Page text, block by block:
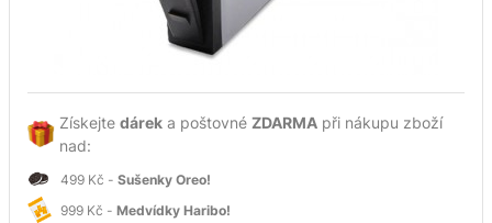
Získejte dárek a poštovné ZDARMA při nákupu zboží
nad:
499 Kč - Sušenky Oreo!
999 Kč - Medvídky Haribo!